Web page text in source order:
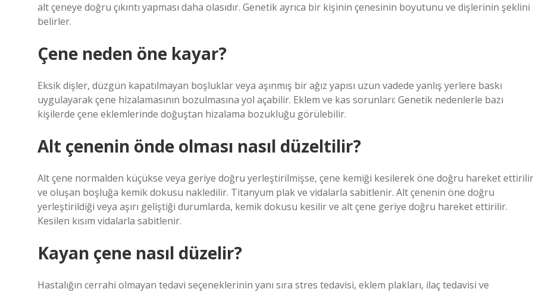
alt çeneye doğru çıkıntı yapması daha olasıdır. Genetik ayrıca bir kişinin çenesinin boyutunu ve dişlerinin şeklini
belirler.
Çene neden öne kayar?
Eksik dişler, düzgün kapatılmayan boşluklar veya aşınmış bir ağız yapısı uzun vadede yanlış yerlere baskı
uygulayarak çene hizalamasının bozulmasına yol açabilir. Eklem ve kas sorunları: Genetik nedenlerle bazı
kişilerde çene eklemlerinde doğuştan hizalama bozukluğu görülebilir.
Alt çenenin önde olması nasıl düzeltilir?
Alt çene normalden küçükse veya geriye doğru yerleştirilmişse, çene kemiği kesilerek öne doğru hareket ettirilir
ve oluşan boşluğa kemik dokusu nakledilir. Titanyum plak ve vidalarla sabitlenir. Alt çenenin öne doğru
yerleştirildiği veya aşırı geliştiği durumlarda, kemik dokusu kesilir ve alt çene geriye doğru hareket ettirilir.
Kesilen kısım vidalarla sabitlenir.
Kayan çene nasıl düzelir?
Hastalığın cerrahi olmayan tedavi seçeneklerinin yanı sıra stres tedavisi, eklem plakları, ilaç tedavisi ve